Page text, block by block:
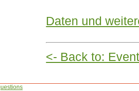
Daten und
<- Back to: